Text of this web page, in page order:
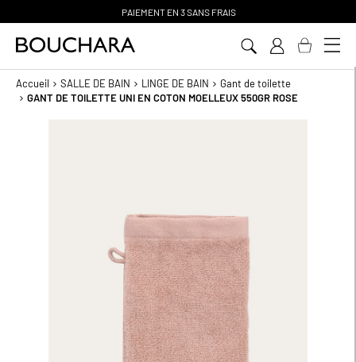
PAIEMENT EN 3 SANS FRAIS
Accueil SALLE DE BAIN LINGE DE BAIN
Gant de toilette
GANT DE TOILETTE UNI EN COTON MOELLEUX 550GR ROSE